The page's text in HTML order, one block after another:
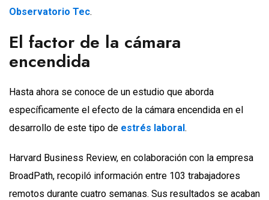
Observatorio Tec.
El factor de la cámara
encendida
Hasta ahora se conoce de un estudio que aborda
específicamente el efecto de la cámara encendida en el
desarrollo de este tipo de estrés laboral.
Harvard Business Review, en colaboración con la empresa
BroadPath, recopiló información entre 103 trabajadores
remotos durante cuatro semanas. Sus resultados se acaban